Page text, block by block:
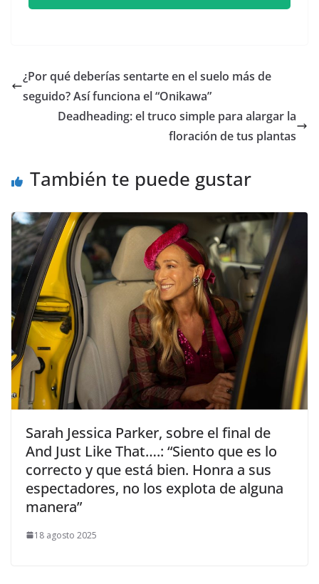
¿Por qué deberías sentarte en el suelo más de
seguido? Así funciona el “Onikawa”
Deadheading: el truco simple para alargar la
floración de tus plantas
También te puede gustar
​Sarah Jessica Parker, sobre el final de
And Just Like That….: “Siento que es lo
correcto y que está bien. Honra a sus
espectadores, no los explota de alguna
manera”
18 agosto 2025